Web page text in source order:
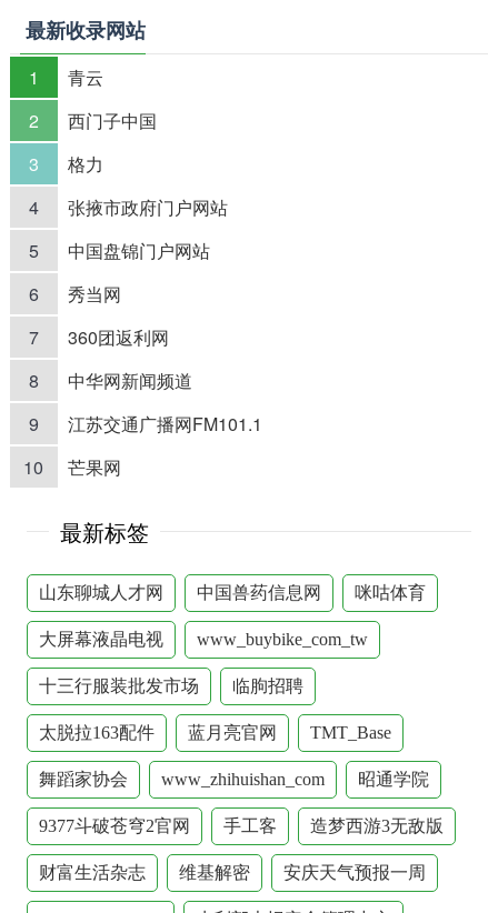
最新收录网站
1
青云
2
西门子中国
3
格力
4
张掖市政府门户网站
5
中国盘锦门户网站
6
秀当网
7
360团返利网
8
中华网新闻频道
9
江苏交通广播网FM101.1
10
芒果网
最新标签
山东聊城人才网 中国兽药信息网 咪咕体育
大屏幕液晶电视 www_buybike_com_tw
十三行服装批发市场 临朐招聘
太脱拉163配件 蓝月亮官网 TMT_Base
舞蹈家协会 www_zhihuishan_com 昭通学院
9377斗破苍穹2官网 手工客 造梦西游3无敌版
财富生活杂志 维基解密 安庆天气预报一周